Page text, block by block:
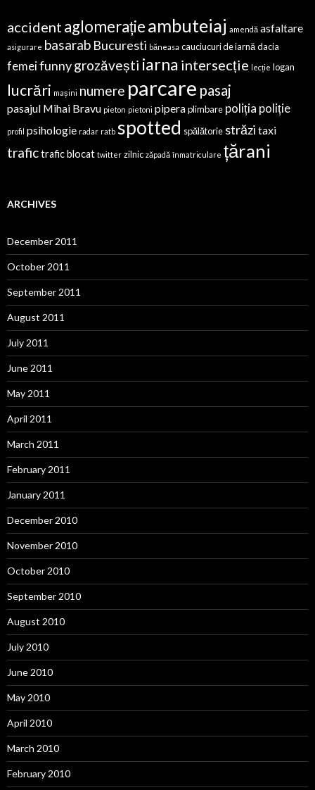
accident aglomerațieambuteiaj amendă asfaltare
asigurare basarab Bucuresti băneasa cauciucuri de iarnădacia
femeifunnygrozăvești iarna intersecție lecție logan
lucrări mașini numere parcare pasaj
pasajul Mihai Bravu pieton pietoni piperaplimbare poliția poliție
profil psihologie radar ratb spotted spălătorie străzi taxi
trafictrafic blocat twitter zilnic zăpadă înmatriculare țărani
ARCHIVES
December 2011
October 2011
September 2011
August 2011
July 2011
June 2011
May 2011
April 2011
March 2011
February 2011
January 2011
December 2010
November 2010
October 2010
September 2010
August 2010
July 2010
June 2010
May 2010
April 2010
March 2010
February 2010